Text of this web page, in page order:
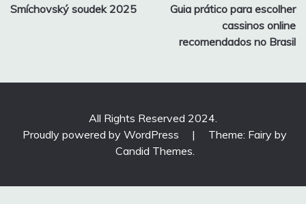
příspěvek
Smíchovský soudek 2025
Guia prático para escolher
cassinos online
recomendados no Brasil
All Rights Reserved 2024.
Proudly powered by WordPress
|
Theme: Fairy by
Candid Themes.